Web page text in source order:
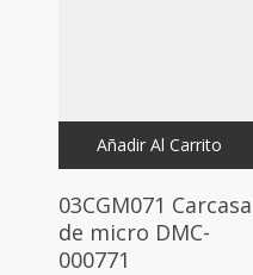
Añadir Al Carrito
03CGM071 Carcasa
de micro DMC-
000771